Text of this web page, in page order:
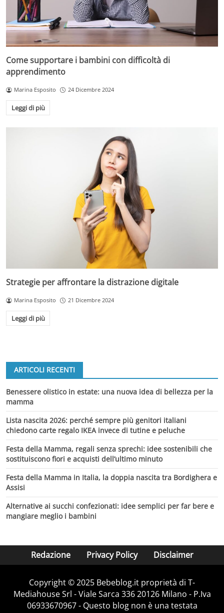
Come supportare i bambini con difficoltà di
apprendimento
Marina Esposito 24 Dicembre 2024
Leggi di più
Strategie per affrontare la distrazione digitale
Marina Esposito 21 Dicembre 2024
Leggi di più
ARTICOLI RECENTI
Benessere olistico in estate: una nuova idea di bellezza per la
mamma
Lista nascita 2026: perché sempre più genitori italiani
chiedono carte regalo IKEA invece di tutine e peluche
Festa della Mamma, regali senza sprechi: idee sostenibili che
sostituiscono fiori e acquisti dell’ultimo minuto
Festa della Mamma in Italia, la doppia nascita tra Bordighera e
Assisi
Alternative ai succhi confezionati: idee semplici per far bere e
mangiare meglio i bambini
Redazione Privacy Policy Disclaimer
Copyright © 2025 Bebeblog.it proprietà di T-
Mediahouse Srl - Viale Sarca 336 20126 Milano - P.Iva
06933670967 - Questo blog non è una testata